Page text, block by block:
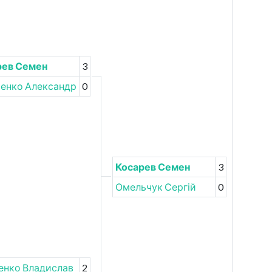
Семен
3
Александр 0
Владислав 2
Косарев Семен
3
Омельчук Сергій
0